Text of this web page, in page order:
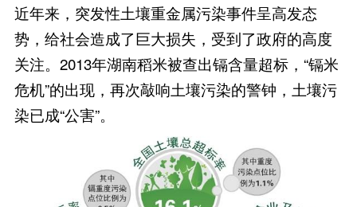
近年来，突发性土壤重金属污染事件呈高发态
势，给社会造成了巨大损失，受到了政府的高度
关注。2013年湖南稻米被查出镉含量超标，“镉米
危机”的出现，再次敲响土壤污染的警钟，土壤污
染已成“公害”。